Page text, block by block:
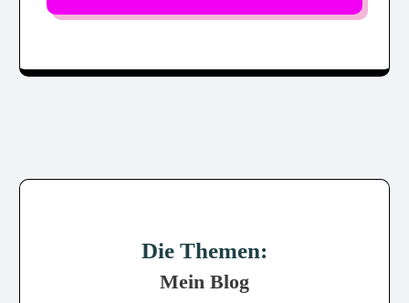
Die Themen:
Mein Blog